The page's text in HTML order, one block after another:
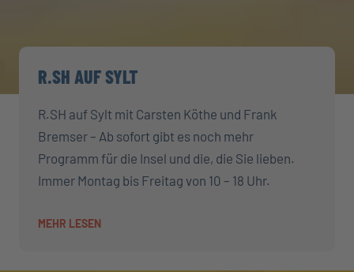
R.SH AUF SYLT
R.SH auf Sylt mit Carsten Köthe und Frank
Bremser – Ab sofort gibt es noch mehr
Programm für die Insel und die, die Sie lieben.
Immer Montag bis Freitag von 10 – 18 Uhr.
MEHR LESEN